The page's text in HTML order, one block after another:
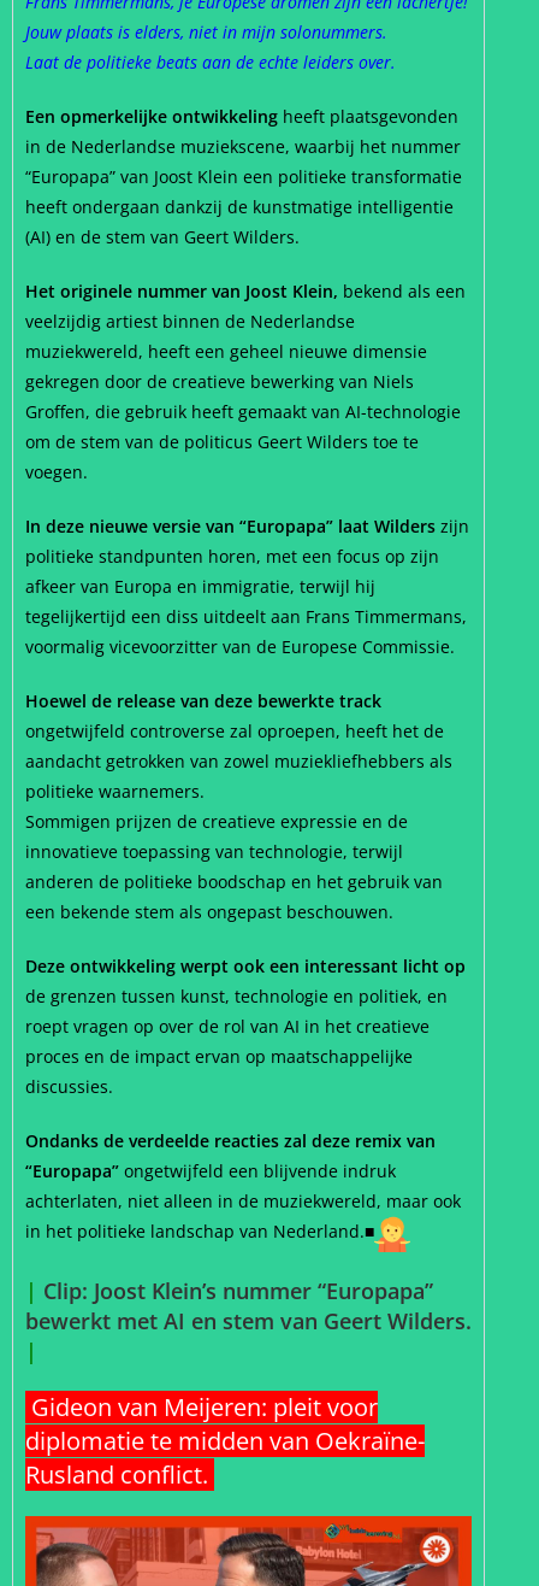
Jouw plaats is elders, niet in mijn solonummers.
Laat de politieke beats aan de echte leiders over.
Een opmerkelijke ontwikkeling heeft plaatsgevonden
in de Nederlandse muziekscene, waarbij het nummer
“Europapa” van Joost Klein een politieke transformatie
heeft ondergaan dankzij de kunstmatige intelligentie
(AI) en de stem van Geert Wilders.
Het originele nummer van Joost Klein, bekend als een
veelzijdig artiest binnen de Nederlandse
muziekwereld, heeft een geheel nieuwe dimensie
gekregen door de creatieve bewerking van Niels
Groffen, die gebruik heeft gemaakt van AI-technologie
om de stem van de politicus Geert Wilders toe te
voegen.
In deze nieuwe versie van “Europapa” laat Wilders zijn
politieke standpunten horen, met een focus op zijn
afkeer van Europa en immigratie, terwijl hij
tegelijkertijd een diss uitdeelt aan Frans Timmermans,
voormalig vicevoorzitter van de Europese Commissie.
Hoewel de release van deze bewerkte track
ongetwijfeld controverse zal oproepen, heeft het de
aandacht getrokken van zowel muziekliefhebbers als
politieke waarnemers.
Sommigen prijzen de creatieve expressie en de
innovatieve toepassing van technologie, terwijl
anderen de politieke boodschap en het gebruik van
een bekende stem als ongepast beschouwen.
Deze ontwikkeling werpt ook een interessant licht op
de grenzen tussen kunst, technologie en politiek, en
roept vragen op over de rol van AI in het creatieve
proces en de impact ervan op maatschappelijke
discussies.
Ondanks de verdeelde reacties zal deze remix van
“Europapa” ongetwijfeld een blijvende indruk
achterlaten, niet alleen in de muziekwereld, maar ook
in het politieke landschap van Nederland.■
| Clip: Joost Klein’s nummer “Europapa”
bewerkt met AI en stem van Geert Wilders.
|
Gideon van Meijeren: pleit voor
diplomatie te midden van Oekraïne-
Rusland conflict.